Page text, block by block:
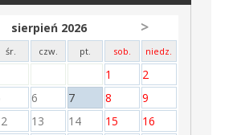
sierpień 2026 >
śr. czw. pt. sob. niedz.
1
2
6 7 8
9
13 14 15
16